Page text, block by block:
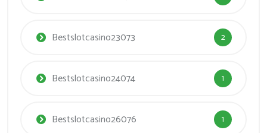
Bestslotcasino23073 2
Bestslotcasino24074 1
Bestslotcasino26076 1